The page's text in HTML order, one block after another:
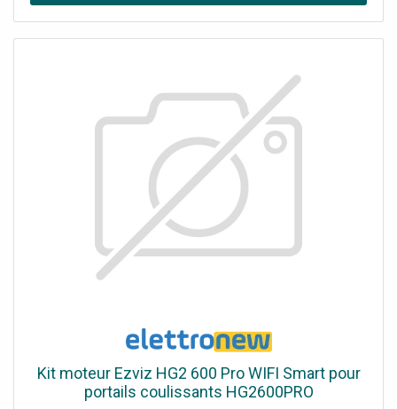
Kit moteur Ezviz HG2 600 Pro WIFI Smart pour
portails coulissants HG2600PRO